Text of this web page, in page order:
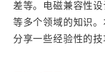
差等。电磁兼容性
等多个领域的知识
分享一些经验性的